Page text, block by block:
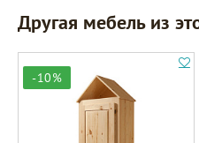
Другая мебель из
-10%